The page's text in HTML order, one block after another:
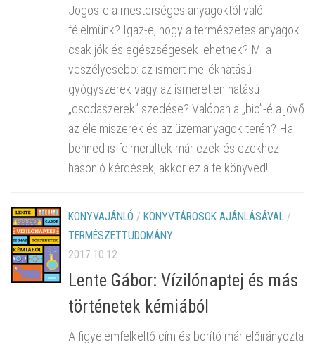
Jogos-e a mesterséges anyagoktól való
félelmünk? Igaz-e, hogy a természetes anyagok
csak jók és egészségesek lehetnek? Mi a
veszélyesebb: az ismert mellékhatású
gyógyszerek vagy az ismeretlen hatású
„csodaszerek” szedése? Valóban a „bio”-é a jövő
az élelmiszerek és az üzemanyagok terén? Ha
benned is felmerültek már ezek és ezekhez
hasonló kérdések, akkor ez a te könyved!
KÖNYVAJÁNLÓ / KÖNYVTÁROSOK AJÁNLÁSÁVAL /
TERMÉSZETTUDOMÁNY
2017.10.12.
Lente Gábor: Vízilónaptej és más
történetek kémiából
A figyelemfelkeltő cím és borító már előirányozta